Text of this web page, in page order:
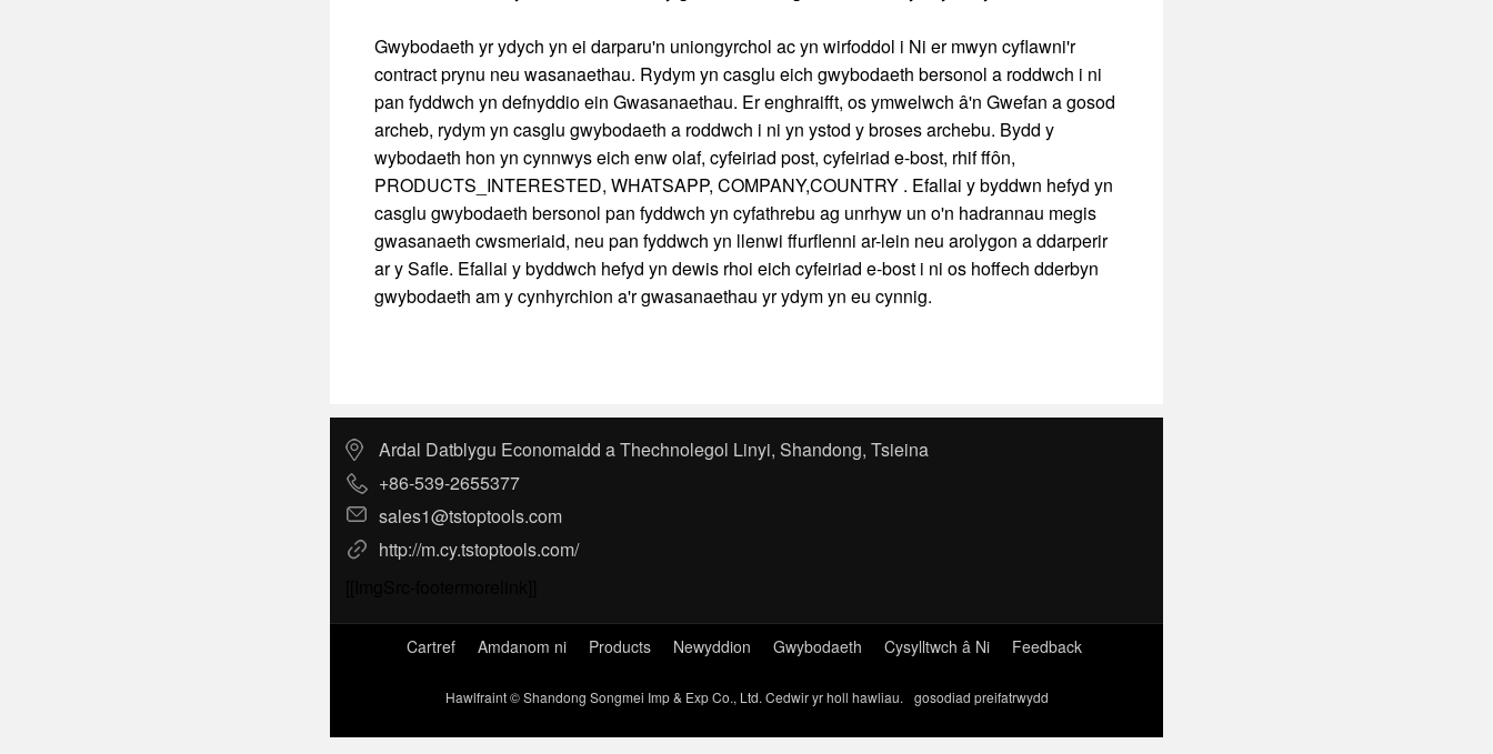
Gwybodaeth yr ydych yn ei darparu'n uniongyrchol ac yn wirfoddol i Ni er mwyn cyflawni'r
contract prynu neu wasanaethau. Rydym yn casglu eich gwybodaeth bersonol a roddwch i ni
pan fyddwch yn defnyddio ein Gwasanaethau. Er enghraifft, os ymwelwch â'n Gwefan a gosod
archeb, rydym yn casglu gwybodaeth a roddwch i ni yn ystod y broses archebu. Bydd y
wybodaeth hon yn cynnwys eich enw olaf, cyfeiriad post, cyfeiriad e-bost, rhif ffôn,
PRODUCTS_INTERESTED, WHATSAPP, COMPANY,COUNTRY . Efallai y byddwn hefyd yn
casglu gwybodaeth bersonol pan fyddwch yn cyfathrebu ag unrhyw un o'n hadrannau megis
gwasanaeth cwsmeriaid, neu pan fyddwch yn llenwi ffurflenni ar-lein neu arolygon a ddarperir
ar y Safle. Efallai y byddwch hefyd yn dewis rhoi eich cyfeiriad e-bost i ni os hoffech dderbyn
gwybodaeth am y cynhyrchion a'r gwasanaethau yr ydym yn eu cynnig.
Ardal Datblygu Economaidd a Thechnolegol Linyi, Shandong, Tsieina
+86-539-2655377
sales1@tstoptools.com
http://m.cy.tstoptools.com/
Cartref Amdanom ni Products Newyddion Gwybodaeth Cysylltwch â Ni Feedback
Hawlfraint © Shandong Songmei Imp & Exp Co., Ltd. Cedwir yr holl hawliau. gosodiad preifatrwydd